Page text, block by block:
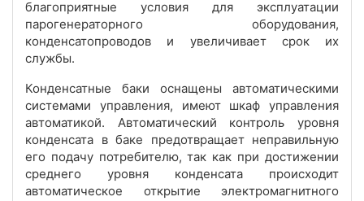
благоприятные условия для эксплуатации
парогенераторного оборудования,
конденсатопроводов и увеличивает срок их
службы.
Конденсатные баки оснащены автоматическими
системами управления, имеют шкаф управления
автоматикой. Автоматический контроль уровня
конденсата в баке предотвращает неправильную
его подачу потребителю, так как при достижении
среднего уровня конденсата происходит
автоматическое открытие электромагнитного